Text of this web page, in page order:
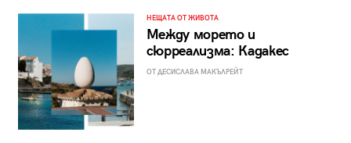
НЕЩАТА ОТ ЖИВОТА
Между морето и
сюрреализма: Кадакес
ОТ ДЕСИСЛАВА МАКЪЛРЕЙТ